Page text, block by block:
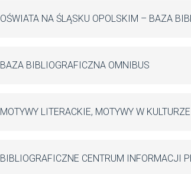
OŚWIATA NA ŚLĄSKU OPOLSKIM – BAZA
BAZA BIBLIOGRAFICZNA OMNIBUS
MOTYWY LITERACKIE, MOTYWY W KULTURZE
BIBLIOGRAFICZNE CENTRUM INFORMACJI